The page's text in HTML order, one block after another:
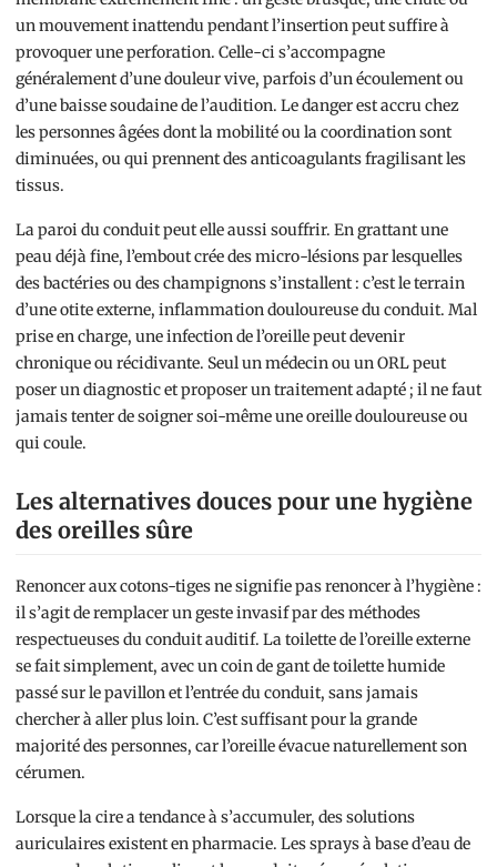
un mouvement inattendu pendant l’insertion peut suffire à
provoquer une perforation. Celle-ci s’accompagne
généralement d’une douleur vive, parfois d’un écoulement ou
d’une baisse soudaine de l’audition. Le danger est accru chez
les personnes âgées dont la mobilité ou la coordination sont
diminuées, ou qui prennent des anticoagulants fragilisant les
tissus.
La paroi du conduit peut elle aussi souffrir. En grattant une
peau déjà fine, l’embout crée des micro-lésions par lesquelles
des bactéries ou des champignons s’installent : c’est le terrain
d’une otite externe, inflammation douloureuse du conduit. Mal
prise en charge, une infection de l’oreille peut devenir
chronique ou récidivante. Seul un médecin ou un ORL peut
poser un diagnostic et proposer un traitement adapté ; il ne faut
jamais tenter de soigner soi-même une oreille douloureuse ou
qui coule.
Les alternatives douces pour une hygiène
des oreilles sûre
Renoncer aux cotons-tiges ne signifie pas renoncer à l’hygiène :
il s’agit de remplacer un geste invasif par des méthodes
respectueuses du conduit auditif. La toilette de l’oreille externe
se fait simplement, avec un coin de gant de toilette humide
passé sur le pavillon et l’entrée du conduit, sans jamais
chercher à aller plus loin. C’est suffisant pour la grande
majorité des personnes, car l’oreille évacue naturellement son
cérumen.
Lorsque la cire a tendance à s’accumuler, des solutions
auriculaires existent en pharmacie. Les sprays à base d’eau de